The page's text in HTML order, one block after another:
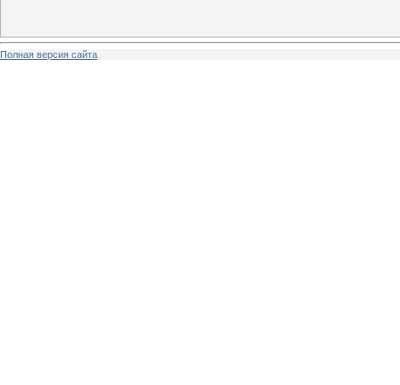
Полная версия сайта